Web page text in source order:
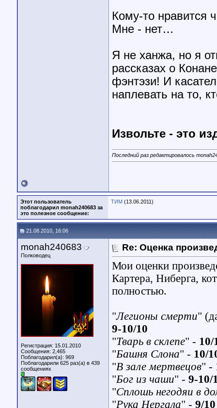
Кому-то нравится
Мне - нет…
Я не ханжа, но я
рассказах о
фэнтэзи! И
наплевать на то,
Извольте - это
Последний раз редактировалось
Этот пользователь
поблагодарил monah240683 за
это полезное сообщение:
ТИМ (13.06.2011)
21.08.2010, 16:06
monah240683
Полководец
Регистрация: 15.01.2010
Сообщения: 2,465
Поблагодарил(а): 969
Поблагодарили 625 раз(а) в 439
сообщениях
Re: Оценка
Мои оценки
Картера, Ниберга,
полностью.
"Легионы смерти"
9-10/10
"Тварь в склепе" - 10/
"Башня Слона" - 10/
"В зале мертвецов" -
"Бог из чаши" - 9-10/
"Сплошь негодяи в
"Рука Нергала" - 9/10